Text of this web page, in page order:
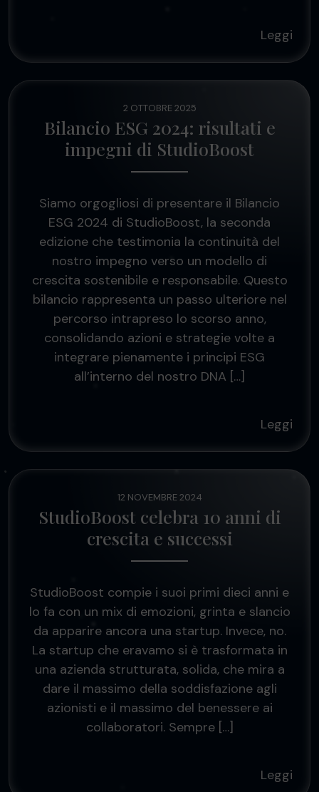
Leggi
2 OTTOBRE 2025
Bilancio ESG 2024: risultati e
impegni di StudioBoost
Siamo orgogliosi di presentare il Bilancio
ESG 2024 di StudioBoost, la seconda
edizione che testimonia la continuità del
nostro impegno verso un modello di
crescita sostenibile e responsabile. Questo
bilancio rappresenta un passo ulteriore nel
percorso intrapreso lo scorso anno,
consolidando azioni e strategie volte a
integrare pienamente i principi ESG
all’interno del nostro DNA […]
Leggi
12 NOVEMBRE 2024
StudioBoost celebra 10 anni di
crescita e successi
StudioBoost compie i suoi primi dieci anni e
lo fa con un mix di emozioni, grinta e slancio
da apparire ancora una startup. Invece, no.
La startup che eravamo si è trasformata in
una azienda strutturata, solida, che mira a
dare il massimo della soddisfazione agli
azionisti e il massimo del benessere ai
collaboratori. Sempre […]
Leggi